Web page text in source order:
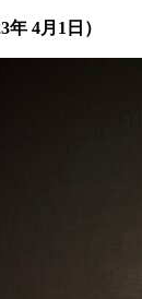
4月1日）